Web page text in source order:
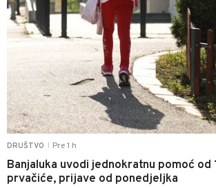
DRUŠTVO Pre 1 h
Banjaluka uvodi jednokratnu pomoć od
prvačiće, prijave od ponedjeljka